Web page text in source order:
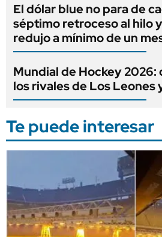
El dólar blue no para de
séptimo retroceso al hilo
redujo a mínimo de un
Mundial de Hockey 2026:
los rivales de Los Leones
Te puede interesar